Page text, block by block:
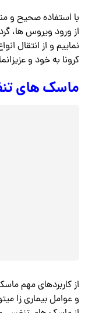
با استفاده صحیح و
از ورود ویروس ها،
نماییم و از انتقال
کرونا به خود و
ماسک های
از کاربردهای مهم
و عوامل بیماری زا